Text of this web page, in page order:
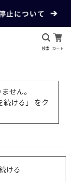
検索 カート
せん。
続ける」 をク
ける